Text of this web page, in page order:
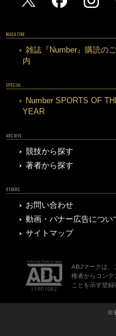
MAGAZINE
雑誌『Number』購読の
内
SPECIAL
Number SPORTS OF
YEAR
ARCHIVE
競技から探す
著者から探す
OTHERS
お問い合わせ
動画・バナー広告につい
サイトマップ
ABJマークは、
権者からコンテ
ことを示す登
©